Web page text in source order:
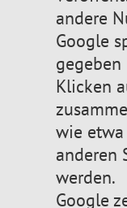
andere
Google
Klicken
wie
anderen
werden.
Google